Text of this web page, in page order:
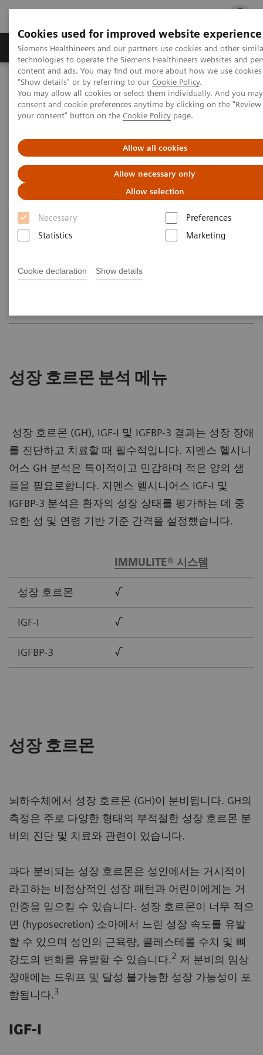
Cookies used for improved website experience
Siemens Healthineers and our partners use cookies and other
technologies to operate the Siemens Healthineers websites and
content and ads. You may find out more about how we use
"Show details" or by referring to our Cookie Policy.
You may allow all cookies or select them individually. And you
consent and cookie preferences anytime by clicking on the "Review
your consent" button on the Cookie Policy page.
Allow all cookies
Allow necessary only
Allow selection
Necessary
Preferences
Statistics
Marketing
Cookie declaration Show details
지멘스 헬시니어스(주) 채용 주요 제품
지멘스 헬시니어스(주)
Laboratory Diagnostics
Assays by Diseases & Conditions
Growth Disorders
성장 호르몬 검사
성장 호르몬 검사
성장 호르몬 검사는 과잉 또는 감소된 성장 호르몬
(GH) 생산을 식별하고 환자 상태에 대한 정보를 제공
하는 데 사용됩니다.
성장 호르몬 분석 메뉴
성장 호르몬 (GH), IGF-I 및 IGFBP-3 결과는 성장 장애
를 진단하고 치료할 때 필수적입니다. 지멘스 헬시니
어스 GH 분석은 특이적이고 민감하며 적은 양의 샘
플을 필요로합니다. 지멘스 헬시니어스 IGF-I 및
IGFBP-3 분석은 환자의 성장 상태를 평가하는 데 중
요한 성 및 연령 기반 기준 간격을 설정했습니다.
IMMULITE® 시스템
성장 호르몬 √
IGF-I √
IGFBP-3 √
성장 호르몬
뇌하수체에서 성장 호르몬 (GH)이 분비됩니다. GH의
측정은 주로 다양한 형태의 부적절한 성장 호르몬 분
비의 진단 및 치료와 관련이 있습니다.
과다 분비되는 성장 호르몬은 성인에서는 거시적이
라고하는 비정상적인 성장 패턴과 어린이에게는 거
인증을 일으킬 수 있습니다. 성장 호르몬이 너무 적으
면 (hyposecretion) 소아에서 느린 성장 속도를 유발
할 수 있으며 성인의 근육량, 콜레스테롤 수치 및 뼈
강도의 변화를 유발할 수 있습니다.2 저 분비의 임상
장애에는 드워프 및 달성 불가능한 성장 가능성이 포
함됩니다.3
IGF-I